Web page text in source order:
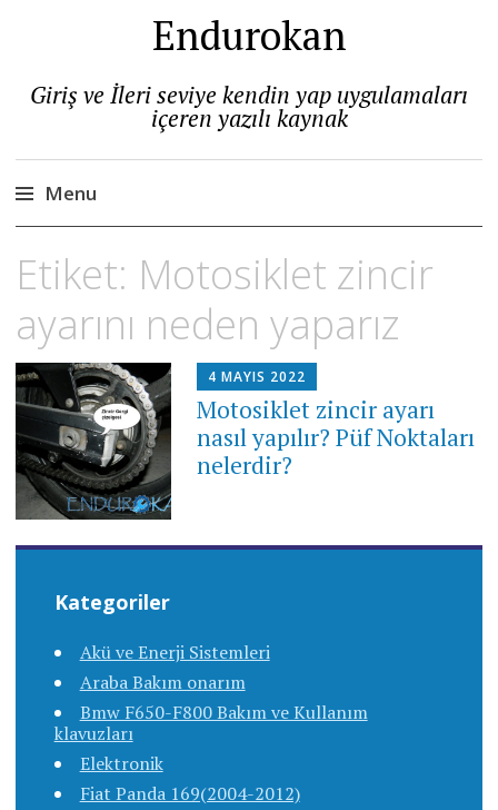
Endurokan
Giriş ve İleri seviye kendin yap uygulamaları
içeren yazılı kaynak
Menu
to
Etiket: Motosiklet zincir
ayarını neden yaparız
4 MAYIS 2022
Motosiklet zincir ayarı
nasıl yapılır? Püf Noktaları
nelerdir?
Kategoriler
Akü ve Enerji Sistemleri
Araba Bakım onarım
Bmw F650-F800 Bakım ve Kullanım
klavuzları
Elektronik
Fiat Panda 169(2004-2012)